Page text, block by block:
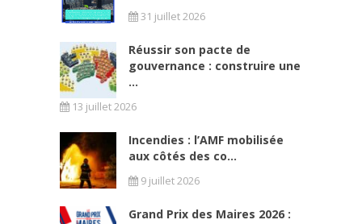
31 juillet 2026
Réussir son pacte de
gouvernance : construire une
...
13 juillet 2026
Incendies : l’AMF mobilisée
aux côtés des co...
9 juillet 2026
Grand Prix des Maires 2026 :